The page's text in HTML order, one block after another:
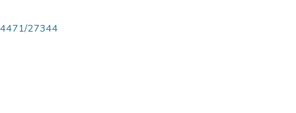
27344